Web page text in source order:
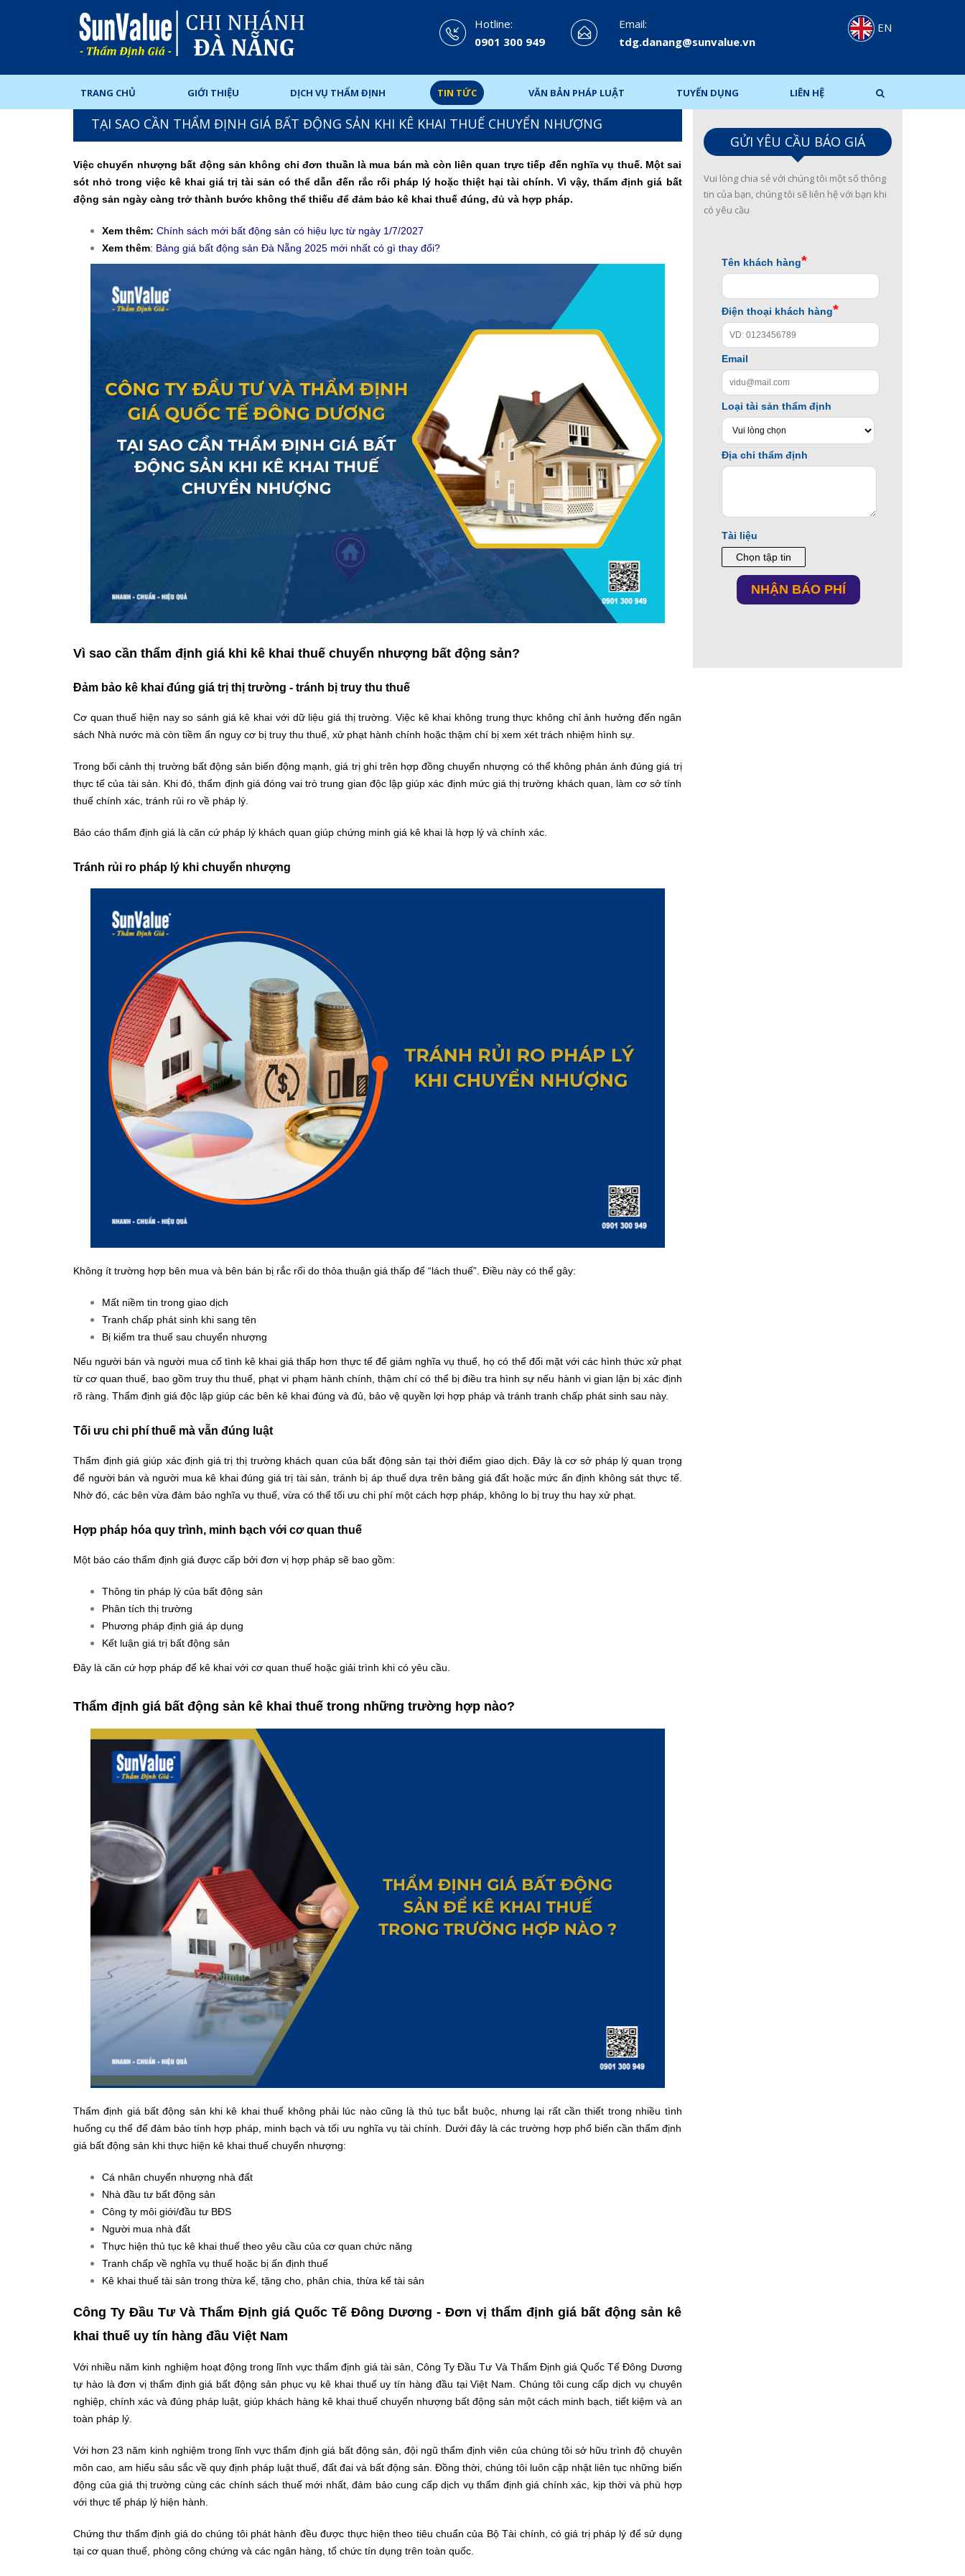
Hotline:
0901 300 949
Email:
tdg.danang@sunvalue.vn
EN
TRANG CHỦ GIỚI THIỆU DỊCH VỤ THẨM ĐỊNH TIN TỨC VĂN BẢN PHÁP LUẬT TUYỂN DỤNG LIÊN HỆ
TẠI SAO CẦN THẨM ĐỊNH GIÁ BẤT ĐỘNG SẢN KHI KÊ KHAI THUẾ CHUYỂN NHƯỢNG
Việc chuyển nhượng bất động sản không chỉ đơn thuần là mua bán mà còn liên quan trực tiếp đến nghĩa vụ thuế. Một sai
sót nhỏ trong việc kê khai giá trị tài sản có thể dẫn đến rắc rối pháp lý hoặc thiệt hại tài chính. Vì vậy, thẩm định giá bất
động sản ngày càng trở thành bước không thể thiếu để đảm bảo kê khai thuế đúng, đủ và hợp pháp.
Xem thêm: Chính sách mới bất động sản có hiệu lực từ ngày 1/7/2027
Xem thêm: Bảng giá bất động sản Đà Nẵng 2025 mới nhất có gì thay đổi?
Vì sao cần thẩm định giá khi kê khai thuế chuyển nhượng bất động sản?
Đảm bảo kê khai đúng giá trị thị trường - tránh bị truy thu thuế
Cơ quan thuế hiện nay so sánh giá kê khai với dữ liệu giá thị trường. Việc kê khai không trung thực không chỉ ảnh hưởng đến ngân
sách Nhà nước mà còn tiềm ẩn nguy cơ bị truy thu thuế, xử phạt hành chính hoặc thậm chí bị xem xét trách nhiệm hình sự.
Trong bối cảnh thị trường bất động sản biến động mạnh, giá trị ghi trên hợp đồng chuyển nhượng có thể không phản ánh đúng giá trị
thực tế của tài sản. Khi đó, thẩm định giá đóng vai trò trung gian độc lập giúp xác định mức giá thị trường khách quan, làm cơ sở tính
thuế chính xác, tránh rủi ro về pháp lý.
Báo cáo thẩm định giá là căn cứ pháp lý khách quan giúp chứng minh giá kê khai là hợp lý và chính xác.
Tránh rủi ro pháp lý khi chuyển nhượng
Không ít trường hợp bên mua và bên bán bị rắc rối do thỏa thuận giá thấp để “lách thuế”. Điều này có thể gây:
Mất niềm tin trong giao dịch
Tranh chấp phát sinh khi sang tên
Bị kiểm tra thuế sau chuyển nhượng
Nếu người bán và người mua cố tình kê khai giá thấp hơn thực tế để giảm nghĩa vụ thuế, họ có thể đối mặt với các hình thức xử phạt
từ cơ quan thuế, bao gồm truy thu thuế, phạt vi phạm hành chính, thậm chí có thể bị điều tra hình sự nếu hành vi gian lận bị xác định
rõ ràng. Thẩm định giá độc lập giúp các bên kê khai đúng và đủ, bảo vệ quyền lợi hợp pháp và tránh tranh chấp phát sinh sau này.
Tối ưu chi phí thuế mà vẫn đúng luật
Thẩm định giá giúp xác định giá trị thị trường khách quan của bất động sản tại thời điểm giao dịch. Đây là cơ sở pháp lý quan trọng
để người bán và người mua kê khai đúng giá trị tài sản, tránh bị áp thuế dựa trên bảng giá đất hoặc mức ấn định không sát thực tế.
Nhờ đó, các bên vừa đảm bảo nghĩa vụ thuế, vừa có thể tối ưu chi phí một cách hợp pháp, không lo bị truy thu hay xử phạt.
Hợp pháp hóa quy trình, minh bạch với cơ quan thuế
Một báo cáo thẩm định giá được cấp bởi đơn vị hợp pháp sẽ bao gồm:
Thông tin pháp lý của bất động sản
Phân tích thị trường
Phương pháp định giá áp dụng
Kết luận giá trị bất động sản
Đây là căn cứ hợp pháp để kê khai với cơ quan thuế hoặc giải trình khi có yêu cầu.
Thẩm định giá bất động sản kê khai thuế trong những trường hợp nào?
Thẩm định giá bất động sản khi kê khai thuế không phải lúc nào cũng là thủ tục bắt buộc, nhưng lại rất cần thiết trong nhiều tình
huống cụ thể để đảm bảo tính hợp pháp, minh bạch và tối ưu nghĩa vụ tài chính. Dưới đây là các trường hợp phổ biến cần thẩm định
giá bất động sản khi thực hiện kê khai thuế chuyển nhượng:
Cá nhân chuyển nhượng nhà đất
Nhà đầu tư bất động sản
Công ty môi giới/đầu tư BĐS
Người mua nhà đất
Thực hiện thủ tục kê khai thuế theo yêu cầu của cơ quan chức năng
Tranh chấp về nghĩa vụ thuế hoặc bị ấn định thuế
Kê khai thuế tài sản trong thừa kế, tặng cho, phân chia, thừa kế tài sản
Công Ty Đầu Tư Và Thẩm Định giá Quốc Tế Đông Dương - Đơn vị thẩm định giá bất động sản kê
khai thuế uy tín hàng đầu Việt Nam
Với nhiều năm kinh nghiệm hoạt động trong lĩnh vực thẩm định giá tài sản, Công Ty Đầu Tư Và Thẩm Định giá Quốc Tế Đông Dương
tự hào là đơn vị thẩm định giá bất động sản phục vụ kê khai thuế uy tín hàng đầu tại Việt Nam. Chúng tôi cung cấp dịch vụ chuyên
nghiệp, chính xác và đúng pháp luật, giúp khách hàng kê khai thuế chuyển nhượng bất động sản một cách minh bạch, tiết kiệm và an
toàn pháp lý.
Với hơn 23 năm kinh nghiệm trong lĩnh vực thẩm định giá bất động sản, đội ngũ thẩm định viên của chúng tôi sở hữu trình độ chuyên
môn cao, am hiểu sâu sắc về quy định pháp luật thuế, đất đai và bất động sản. Đồng thời, chúng tôi luôn cập nhật liên tục những biến
động của giá thị trường cùng các chính sách thuế mới nhất, đảm bảo cung cấp dịch vụ thẩm định giá chính xác, kịp thời và phù hợp
với thực tế pháp lý hiện hành.
Chứng thư thẩm định giá do chúng tôi phát hành đều được thực hiện theo tiêu chuẩn của Bộ Tài chính, có giá trị pháp lý để sử dụng
tại cơ quan thuế, phòng công chứng và các ngân hàng, tổ chức tín dụng trên toàn quốc.
GỬI YÊU CẦU BÁO GIÁ
Vui lòng chia sẻ với chúng tôi một số thông
tin của bạn, chúng tôi sẽ liên hệ với bạn khi
có yêu cầu